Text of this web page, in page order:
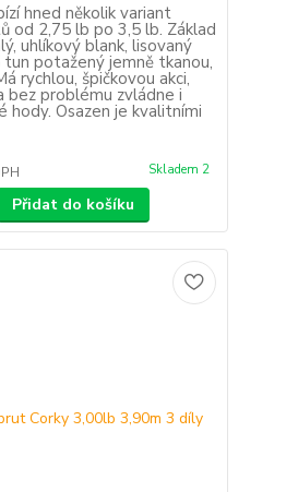
hned několik variant
od 2,75 lb po 3,5 lb. Základ
uhlíkový blank, lisovaný
potažený jemně tkanou,
rychlou, špičkovou akci,
bez problému zvládne i
hody. Osazen je kvalitními
Skladem 2
Přidat do košíku